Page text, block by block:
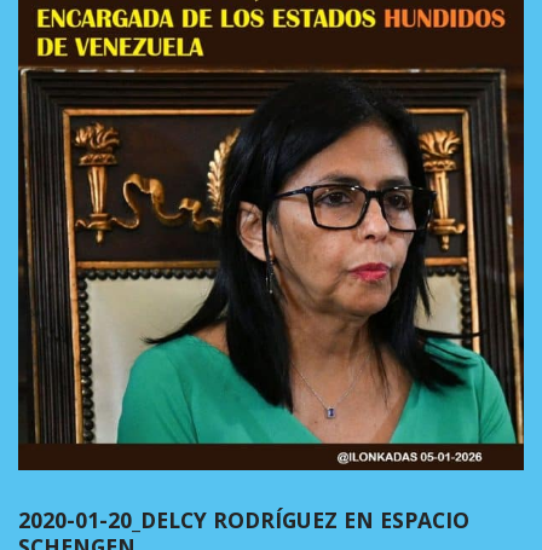
2020-01-20_DELCY RODRÍGUEZ EN ESPACIO